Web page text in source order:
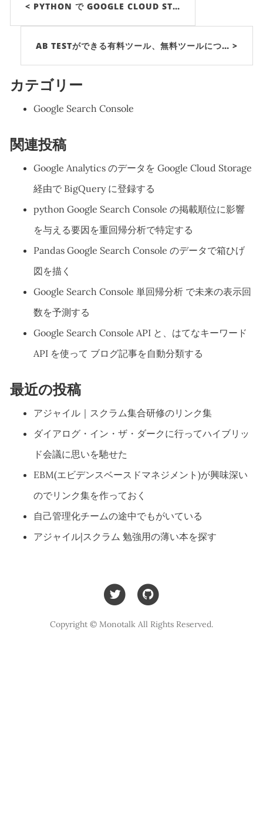
< PYTHON で GOOGLE CLOUD ST…
AB TESTができる有料ツール、無料ツールにつ… >
カテゴリー
Google Search Console
関連投稿
Google Analytics のデータを Google Cloud Storage
経由で BigQuery に登録する
python Google Search Console の掲載順位に影響
を与える要因を重回帰分析で特定する
Pandas Google Search Console のデータで箱ひげ
図を描く
Google Search Console 単回帰分析 で未来の表示回
数を予測する
Google Search Console API と、はてなキーワード
API を使って ブログ記事を自動分類する
最近の投稿
アジャイル｜スクラム集合研修のリンク集
ダイアログ・イン・ザ・ダークに行ってハイブリッ
ド会議に思いを馳せた
EBM(エビデンスベースドマネジメント)が興味深い
のでリンク集を作っておく
自己管理化チームの途中でもがいている
アジャイル|スクラム 勉強用の薄い本を探す
Copyright © Monotalk All Rights Reserved.